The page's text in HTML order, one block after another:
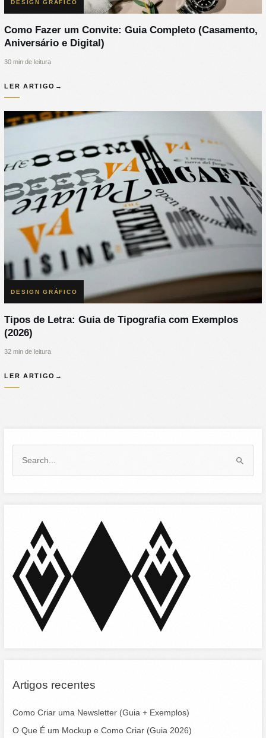
DESIGN GRÁFICO
Como Fazer um Convite: Guia Completo (Casamento,
Aniversário e Digital)
30 min de leitura
LER ARTIGO →
DESIGN GRÁFICO
Tipos de Letra: Guia de Tipografia com Exemplos
(2026)
32 min de leitura
LER ARTIGO →
o
Artigos recentes
Como Criar uma Newsletter (Guia + Exemplos)
O Que É um Mockup e Como Criar (Guia 2026)